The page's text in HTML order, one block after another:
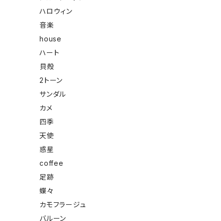
ハロウィン
音楽
house
ハート
貝殻
2トーン
サンダル
カメ
四季
天使
惑星
coffee
足跡
蝶々
カモフラージュ
バルーン